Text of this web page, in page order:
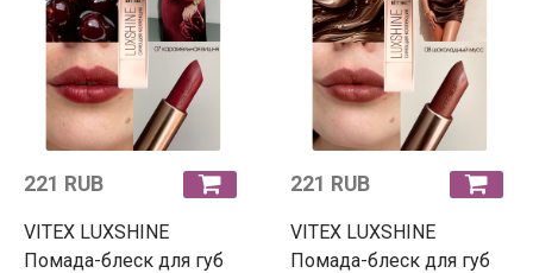
221 RUB
VITEX LUXSHINE
Помада-блеск для губ
221 RUB
VITEX LUXSHINE
Помада-блеск для губ